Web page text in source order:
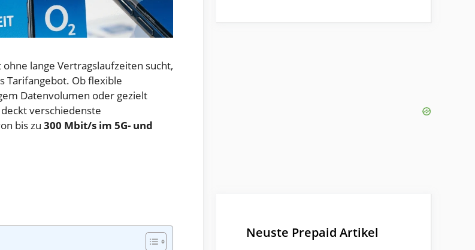
lange Vertragslaufzeiten sucht,
Tarifangebot. Ob flexible
Datenvolumen oder gezielt
verschiedenste
bis zu 300 Mbit/s im 5G- und
Neuste Prepaid Artikel